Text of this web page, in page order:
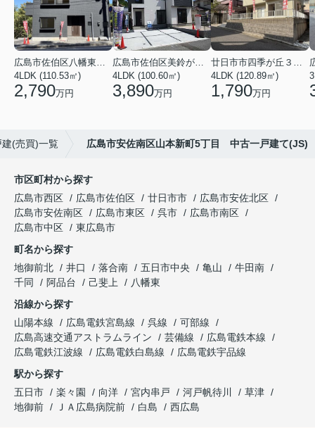
4LDK (110.53㎡)
2,790万円
4LDK (100.60㎡)
3,890万円
4LDK (120.89㎡)
1,790万円
(売買)一覧 広島市安佐南区山本新町5丁目 中古一戸建て(JS)
市区町村から探す
広島市西区
広島市佐伯区 廿日市市
広島市安佐北区
広島市安佐南区
広島市東区 呉市
広島市南区
広島市中区
東広島市
町名から探す
地御前北
井口 落合南 五日市中央 亀山
牛田南
千同
阿品台 己斐上
八幡東
沿線から探す
山陽本線
広島電鉄宮島線 呉線
可部線
広島高速交通アストラムライン
芸備線
広島電鉄本線
広島電鉄江波線
広島電鉄白島線
広島電鉄宇品線
駅から探す
五日市
楽々園 向洋 宮内串戸 河戸帆待川
草津
地御前
ＪＡ広島病院前 白島 西広島